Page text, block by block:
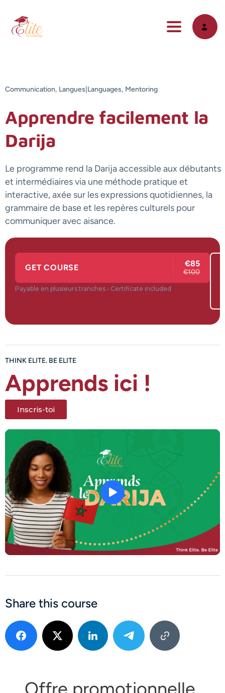
Toggle
Communication, Langues|Languages, Mentoring
Apprendre facilement la
Darija
Le programme rend la Darija accessible aux débutants
et intermédiaires via une méthode pratique et
interactive, axée sur les expressions quotidiennes, la
grammaire de base et les repères culturels pour
communiquer avec aisance.
GET COURSE €85
€100
Payable en plusieurs tranches • Certificate included
THINK ELITE. BE ELITE
Apprends ici !
Inscris-toi
Share this course
Offre promotionnelle